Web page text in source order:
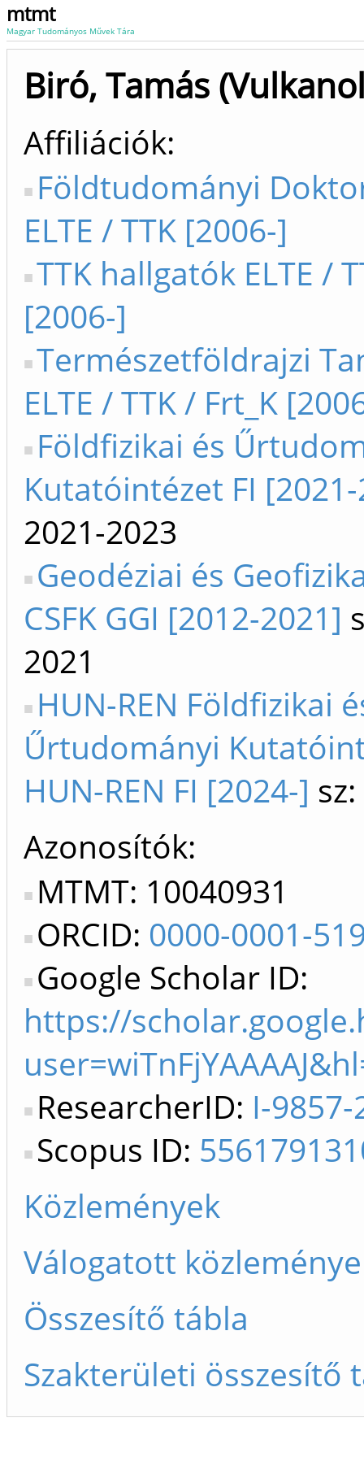
mtmt
Magyar Tudományos Művek Tára
Biró, Tamás
Affiliációk
Földtudományi
ELTE / TTK [2006-]
TTK hallgatók ELTE /
[2006-]
Természetföldrajzi
ELTE / TTK / Frt_K
Földfizikai és
Kutatóintézet FI
2021-2023
Geodéziai és
CSFK GGI [2012-2021]
2021
HUN-REN Földfizikai
Űrtudományi
HUN-REN FI [2024-]
Azonosítók
MTMT: 10040931
ORCID: 0000-0001-
Google Scholar ID:
https://
ResearcherID: I-
Scopus ID:
Közlemények
Válogatott
Összesítő tábla
Szakterületi összesítő